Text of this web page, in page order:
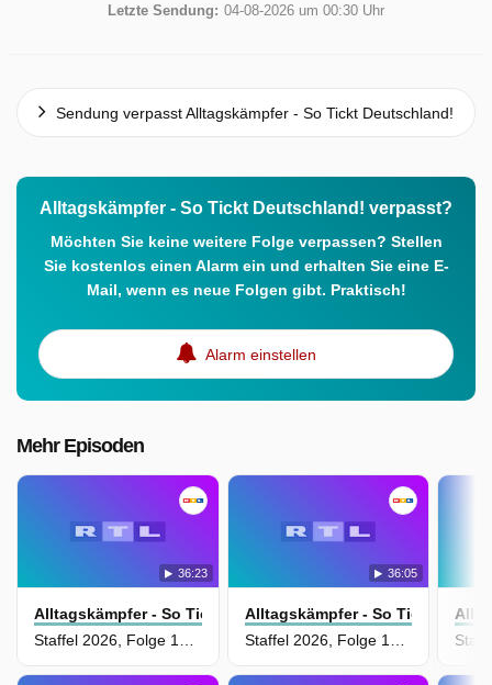
Letzte Sendung: 04-08-2026 um 00:30 Uhr
Sendung verpasst Alltagskämpfer - So Tickt Deutschland!
Alltagskämpfer - So Tickt Deutschland! verpasst?
Möchten Sie keine weitere Folge verpassen? Stellen
Sie kostenlos einen Alarm ein und erhalten Sie eine E-
Mail, wenn es neue Folgen gibt. Praktisch!
Alarm einstellen
Mehr Episoden
36:23
Alltagskämpfer - So Tickt Deutschland!
Staffel 2026, Folge 12 - Die jungen Polizisten - Der Weg in den Einsatz
36:05
Alltagskämpfer - So Tickt
Staffel 2026, Folge 13 - Das Leben schon gewonnen - Weltmeisterschaft der Menschen mit Spenderorgan